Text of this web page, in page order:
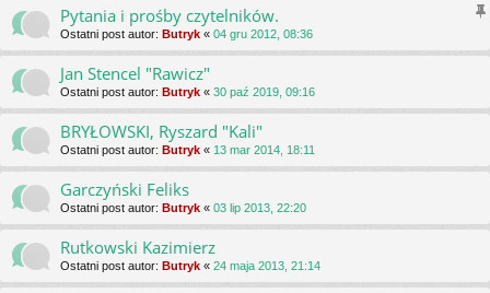
Pytania i prośby czytelników.
Ostatni post autor: Butryk « 04 gru 2012, 08:36
Jan Stencel "Rawicz"
Ostatni post autor: Butryk « 30 paź 2019, 09:16
BRYŁOWSKI, Ryszard "Kali"
Ostatni post autor: Butryk « 13 mar 2014, 18:11
Garczyński Feliks
Ostatni post autor: Butryk « 03 lip 2013, 22:20
Rutkowski Kazimierz
Ostatni post autor: Butryk « 24 maja 2013, 21:14